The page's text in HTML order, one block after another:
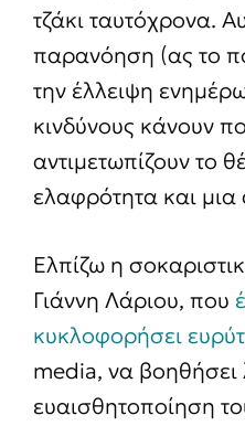
τζάκι ταυτόχρονα.
παρανόηση (ας το
την έλλειψη
κινδύνους κάνουν
αντιμετωπίζουν το
ελαφρότητα και μια
Ελπίζω η
Γιάννη Λάριου, που
κυκλοφορήσει
media, να βοηθήσει
ευαισθητοποίηση